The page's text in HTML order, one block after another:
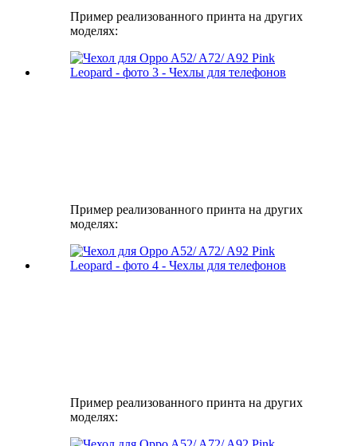
Пример реализованного принта на других
моделях:
Пример реализованного принта на других
моделях:
Пример реализованного принта на других
моделях: